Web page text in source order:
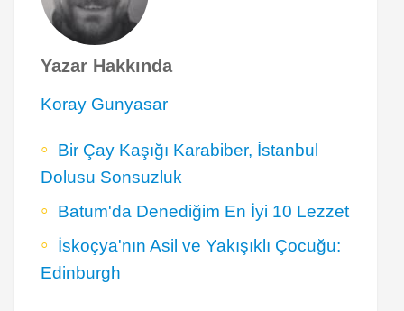
Yazar Hakkında
Koray Gunyasar
Bir Çay Kaşığı Karabiber, İstanbul
Dolusu Sonsuzluk
Batum'da Denediğim En İyi 10 Lezzet
İskoçya'nın Asil ve Yakışıklı Çocuğu:
Edinburgh